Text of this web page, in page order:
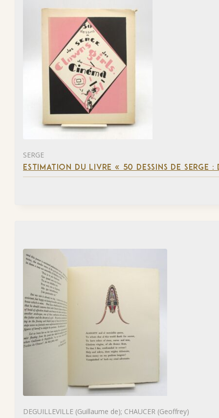
SERGE
ESTIMATION DU LIVRE « 50 DESSINS DE SERGE
DEGUILLEVILLE (Guillaume de); CHAUCER (Geoffrey)